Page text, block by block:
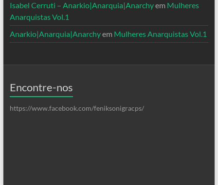
Isabel Cerruti – Anarkio|Anarquia|Anarchyem Mulheres
Anarquistas Vol.1
Anarkio|Anarquia|Anarchyem Mulheres Anarquistas Vol.1
Encontre-nos
https://www.facebook.com/feniksonigracps/